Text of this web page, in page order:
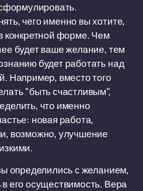
чего именно вы хотите,
конкретной форме. Чем
будет ваше желание, тем
будет работать над
Например, вместо того
"быть счастливым",
что именно
новая работа,
возможно, улучшение
определились с желанием,
его осуществимость. Вера